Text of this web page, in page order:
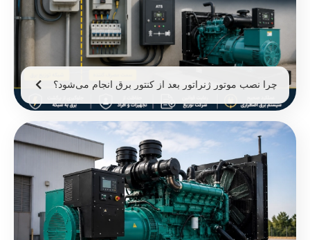
چرا نصب موتور ژنراتور بعد از کنتور برق انجام می‌شود؟